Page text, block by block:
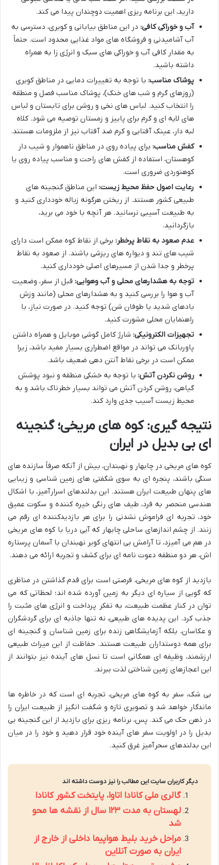
دارید، این برنامه ریزی اهمیت دوچندان پیدا می کند.
آب و خوراکی کافی: در این مناطق بیابانی و کویری، دسترسی به
آب آشامیدنی و فروشگاه های مواد غذایی محدود است. حتماً
به مقدار کافی آب و خوراکی های سبک و انرژی زا به همراه
داشته باشید.
پوشاک مناسب: با توجه به تغییرات دمایی در مناطق کویری
(روزهای گرم و شب های خنک)، پوشاک مناسب فصل و منطقه
را انتخاب کنید. لباس های نخی و روشن برای تابستان و لباس
های لایه ای و گرم برای پاییز و زمستان توصیه می شود. کلاه
لبه دار، عینک آفتابی و کرم ضد آفتاب نیز از ملزومات هستند.
کفش مناسب: برای پیاده روی در مناطق ناهموار و شیب دار
کوهستان، استفاده از کفش های راحت و مناسب پیاده روی یا
کوهنوردی ضروری است.
رعایت اصول حفظ محیط زیست: این مناطق گنجینه های
طبیعی کشور هستند. از ریختن هرگونه زباله خودداری کنید و
به طبیعت آسیبی نرسانید. هر آنچه با خود می برید،
بازگردانید.
عدم صعود به نقاط پرخطر: برخی از نقاط کوه ممکن است دارای
شیب های تند و دیواره های ریزشی باشند. از صعود به نقاط
پرخطر و جدا شدن از مسیرهای اصلی خودداری کنید.
توجه به هشدارهای محلی و آب وهوایی: قبل از سفر، وضعیت
آب و هوا را بررسی کنید و به هشدارهای محلی (مانند وزش
بادهای شدید یا طوفان شن) توجه کنید. در صورت نیاز، با
راهنمایان محلی مشورت کنید.
تجهیزات الکترونیکی: شارژ کامل گوشی موبایل و همراه داشتن
پاوربانک می تواند در مواقع اضطراری بسیار مفید باشد، زیرا
ممکن است در برخی نقاط آنتن دهی ضعیف باشد.
روشن نکردن آتش: با توجه به خشکی منطقه و نبود پوشش
گیاهی، روشن کردن آتش می تواند بسیار خطرناک باشد و به
محیط زیست آسیب جدی وارد کند.
نتیجه گیری: کوه های مریخی؛ گنجینه
ای بی بدیل در ایران
کوه های مریخی در چابهار و نهبندان، بیش از آنکه صرفاً سازنده های
سنگی باشند، پنجره ای به سوی شگفتی های زمین شناسی و زیبایی
های پنهان طبیعت ایران هستند. این بدلندهای اسرارآمیز، با اشکال
هندسی منحصر به فرد، طیف های رنگی خیره کننده و سکوت عمیق
خود، تجربه ای فراموش نشدنی را برای هر بازدیدکننده ای رقم می
زنند. از چشم اندازهای ساحلی چابهار که آبی دریا با کوه های مریخی
در هم می آمیزد، تا آرامش بی انتهای کویر نهبندان با آسمان پرستاره
اش، هر دو منطقه دعوت نامه ای برای کشف و تجربه ارائه می دهند.
بازدید از کوه های مریخی، فرصتی است برای قدم گذاشتن در مناظری
که گویی از سیاره ای دیگر به زمین آورده شده اند؛ لحظاتی که می
توان در کنار عظمت طبیعت، به تفکر پرداخت و انرژی های مثبت را
جذب کرد. این پدیده های طبیعی، نه تنها جاذبه ای برای گردشگران
و عکاسان، بلکه آزمایشگاهی زنده برای زمین شناسان و گنجینه ای
برای همه دوستداران طبیعت هستند. حفاظت از این میراث طبیعی
ارزشمند، وظیفه ای همگانی است تا نسل های آینده نیز بتوانند از
این اعجازهای زمین شناختی لذت ببرند.
بی شک، سفر به کوه های مریخی، تجربه ای است که در خاطره ها
ماندگار خواهد شد و تصویری تازه و شگفت انگیز از طبیعت ایران را
در ذهن حک می کند. پس، برنامه ریزی برای بازدید از این گنجینه بی
بدیل را در اولویت سفر های آینده خود قرار دهید و خود را در میان
این بدلندهای سحرآمیز غرق کنید.
دیگر کاربران سایت این مطالب را نیز دوست داشته اند
گالری ملی کانادا اتاوا، پایتخت کشور کانادا
لهستان به مدت ۱۲۳ سال از نقشه ها محو
شد
مراحل خرید بلیط هواپیما داخلی از خارج از
ایران به صورت آنلاین